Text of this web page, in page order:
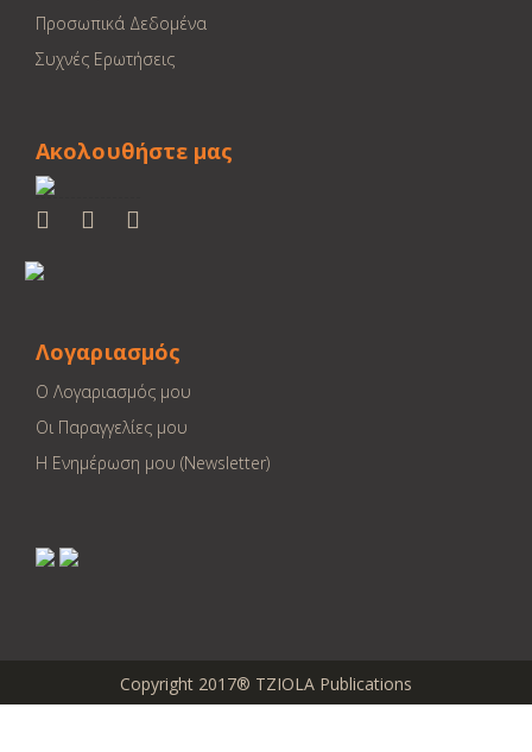
Προσωπικά Δεδομένα
Συχνές Ερωτήσεις
Ακολουθήστε μας
Λογαριασμός
Ο Λογαριασμός μου
Οι Παραγγελίες μου
Η Ενημέρωση μου (Newsletter)
Copyright 2017® TZIOLA Publications